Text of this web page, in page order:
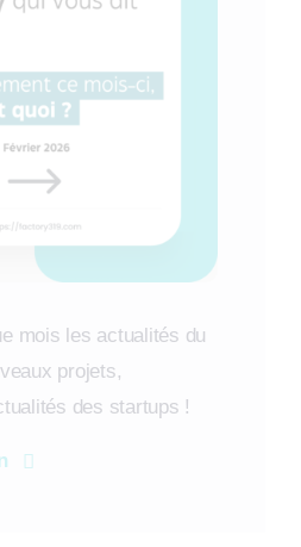
mois les actualités du
projets,
des startups !